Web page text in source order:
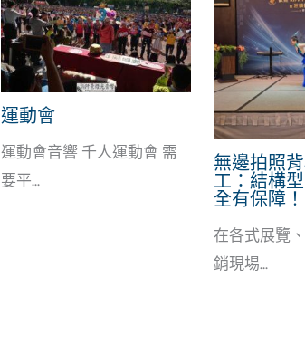
運動會
運動會音響 千人運動會 需
要平...
無邊拍照
工：結構
全有保障！
在各式展覽
銷現場...